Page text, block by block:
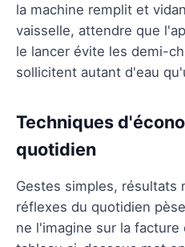
la machine remplit et
vaisselle, attendre que
le lancer évite les demi-
sollicitent autant d'eau
Techniques
quotidien
Gestes simples, résultats
réflexes du quotidien
ne l'imagine sur la facture